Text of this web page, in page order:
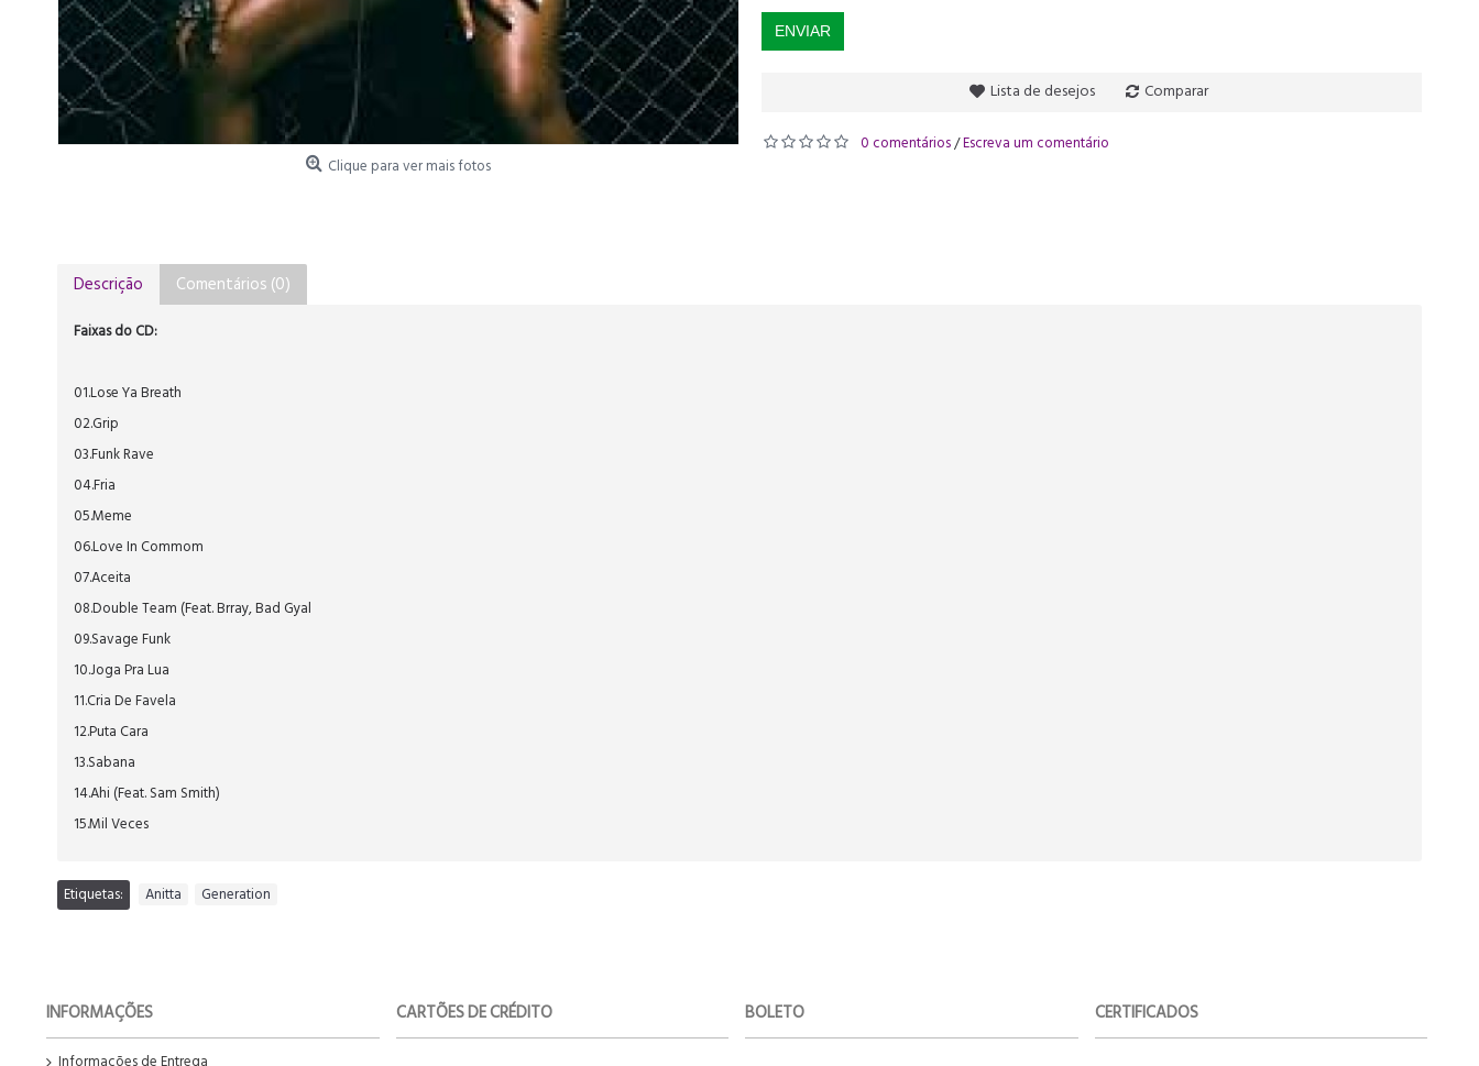
Clique para ver mais fotos
ENVIAR
Lista de desejos Comparar
0 comentários/Escreva um comentário
Descrição Comentários (0)
Faixas do CD:
01.Lose Ya Breath
⁠02.Grip
03.Funk Rave
04.⁠Fria
05.⁠Meme
06.⁠Love In Commom
07.⁠Aceita
08.⁠Double Team (Feat. Brray, Bad Gyal
09.⁠Savage Funk
10.⁠Joga Pra Lua
11.⁠Cria De Favela
12.⁠Puta Cara
13.⁠Sabana
14.⁠Ahi (Feat. Sam Smith)
15.⁠Mil Veces
Etiquetas: Anitta Generation
INFORMAÇÕES CARTÕES DE CRÉDITO BOLETO CERTIFICADOS